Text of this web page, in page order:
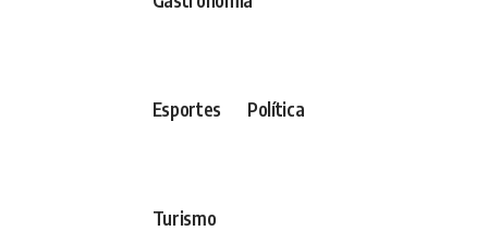
Esportes Política
Turismo